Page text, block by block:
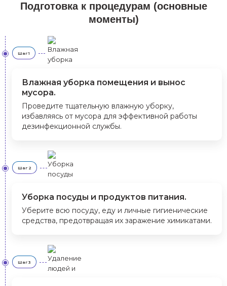
Подготовка к процедурам (основные
моменты)
Шаг 1
Влажная уборка помещения и вынос
мусора.
Проведите тщательную влажную уборку,
избавляясь от мусора для эффективной работы
дезинфекционной службы.
Шаг 2
Уборка посуды и продуктов питания.
Уберите всю посуду, еду и личные гигиенические
средства, предотвращая их заражение химикатами.
Шаг 3